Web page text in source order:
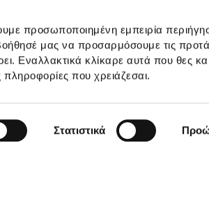
προσωποποιημένη εμπειρία
μας να προσαρμόσουμε τις
Εναλλακτικά κλίκαρε αυτά που θες
πληροφορίες που χρειάζεσαι.
Στατιστικά
Όροι εμπορικών ενεργειών
Καταστήματα